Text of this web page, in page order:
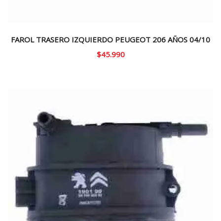
FAROL TRASERO IZQUIERDO PEUGEOT 206 AÑOS 04/10
$45.990